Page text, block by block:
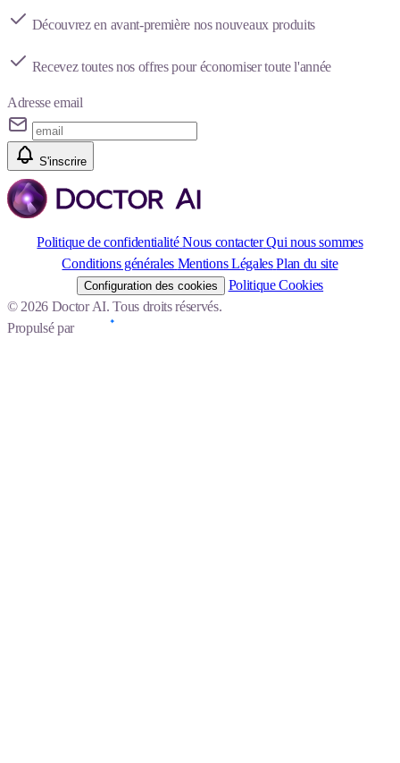
Découvrez en avant-première nos nouveaux produits
Recevez toutes nos offres pour économiser toute l'année
Adresse email
S'inscrire
Politique de confidentialité Nous contacter Qui nous sommes
Conditions générales Mentions Légales Plan du site
Configuration des cookies
Politique Cookies
© 2026 Doctor AI. Tous droits réservés.
Propulsé par